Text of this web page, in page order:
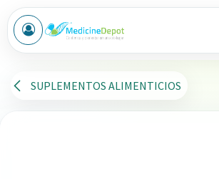
Ir al contenido
SUPLEMENTOS ALIMENTICIOS